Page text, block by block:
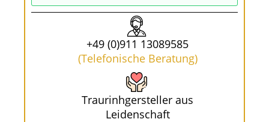
+49 (0)911 13089585
(Telefonische Beratung)
Traurinhgersteller aus
Leidenschaft